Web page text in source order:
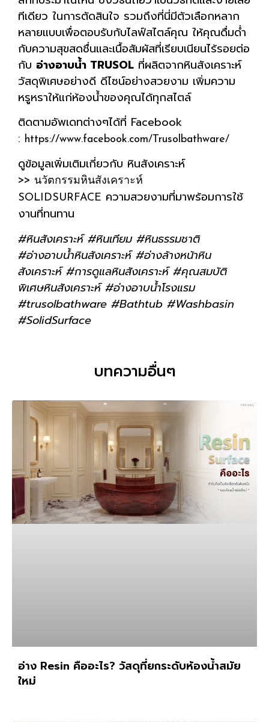
ทีเดียว ในการตัดสินใจ รวมถึงที่นี่มีตัวเลือกหลาก
หลายแบบเพื่อตอบรับกับไลฟ์สไตล์คุณ ให้คุณดื่มด่ำ
กับความสุขสดชื่นและเนื้อสัมผัสที่เรียบเนียนไร้รอยต่อ
กับ อ่างอาบน้ำ TRUSOL ที่ผลิตจากหินสังเคราะห์
วัสดุพิเศษอย่างดี ดีไซน์อย่างสวยงาม เพิ่มความ
หรูหราให้แก่ห้องน้ำของคุณได้ทุกสไตล์
ติดตามอัพเดทต่างๆได้ที่ Facebook
: https://www.facebook.com/Trusolbathware/
ดูข้อมูลเพิ่มเติมเกี่ยวกับ หินสังเคราะห์
>> นวัตกรรมหินสังเคราะห์
SOLIDSURFACE ความสวยงามที่มาพร้อมการใช้
งานที่ทนทาน
#หินสังเคราะห์ #หินเทียม #หินธรรมชาติ
#อ่างอาบน้ำหินสังเคราะห์ #อ่างล้างหน้าหิน
สังเคราะห์ #การดูแลหินสังเคราะห์ #คุณสมบัติ
พิเศษหินสังเคราะห์ #อ่างอาบน้ำโรงแรม
#trusolbathware #Bathtub #Washbasin
#SolidSurface
บทความอื่นๆ
อ่าง Resin คืออะไร? วัสดุที่ยกระดับห้องน้ำสมัย
ใหม่